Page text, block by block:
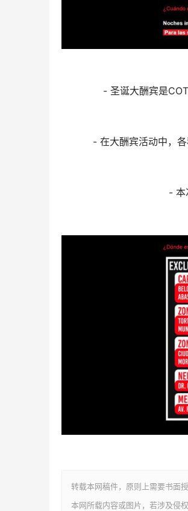
- 圣诞大酬宾是
- 在大酬宾活动中，
- 本
转载本网稿件，原则上需要书面
本网所载内容或图片，若涉及侵权